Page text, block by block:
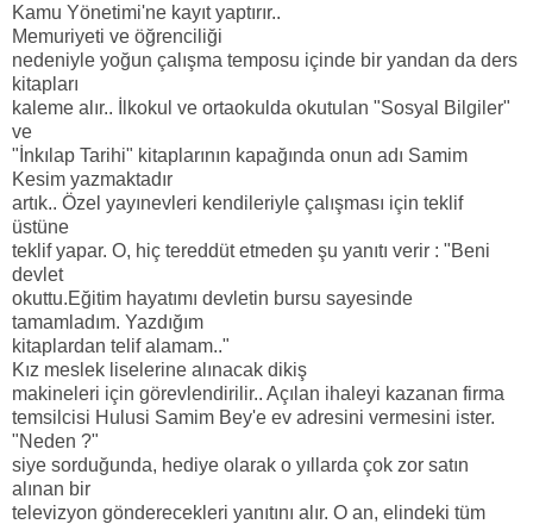
Kamu Yönetimi'ne kayıt yaptırır..
Memuriyeti ve öğrenciliği
nedeniyle yoğun çalışma temposu içinde bir yandan da ders
kitapları
kaleme alır.. İlkokul ve ortaokulda okutulan "Sosyal Bilgiler"
ve
"İnkılap Tarihi" kitaplarının kapağında onun adı Samim
Kesim yazmaktadır
artık.. Özel yayınevleri kendileriyle çalışması için teklif
üstüne
teklif yapar. O, hiç tereddüt etmeden şu yanıtı verir : "Beni
devlet
okuttu.Eğitim hayatımı devletin bursu sayesinde
tamamladım. Yazdığım
kitaplardan telif alamam.."
Kız meslek liselerine alınacak dikiş
makineleri için görevlendirilir.. Açılan ihaleyi kazanan firma
temsilcisi Hulusi Samim Bey'e ev adresini vermesini ister.
"Neden ?"
siye sorduğunda, hediye olarak o yıllarda çok zor satın
alınan bir
televizyon gönderecekleri yanıtını alır. O an, elindeki tüm